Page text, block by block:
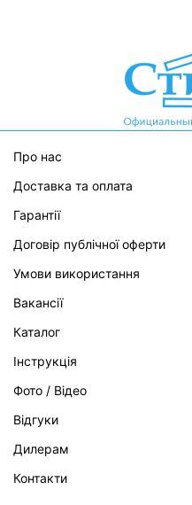
Про нас
Доставка та оплата
Гарантії
Договір публічної оферти
Умови використання
Вакансії
Каталог
Інструкція
Фото / Відео
Відгуки
Дилерам
Контакти